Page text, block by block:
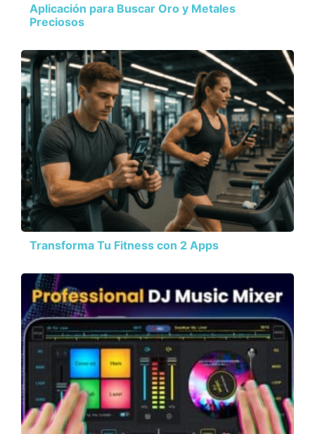
Aplicación para Buscar Oro y Metales
Preciosos
Transforma Tu Fitness con 2 Apps